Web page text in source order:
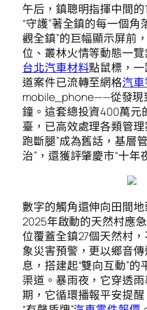
午后，鎮聰明指揮中間
“守護”著全鎮的每一個角
觀全鎮”的巨幅顯示屏前
位、叢林火情等動態一
台北汽車材料點鼠標，
道案件已流轉至網格汽
mobile_phone——從發現
鐘。這套總投資400萬元
臺，已高效處理各類管
跑斷腿”成為舊話，基層
治”，還獲評肇慶市“十年
數字的觸角還伸向田間地
2025年啟動的天然村應
位覆蓋全鎮27個天然村
象災害預警，更以鄉音
息，搭建起“雙向互動”的
渠道。暴雨夜，它穿透
期，它循環播報平安提